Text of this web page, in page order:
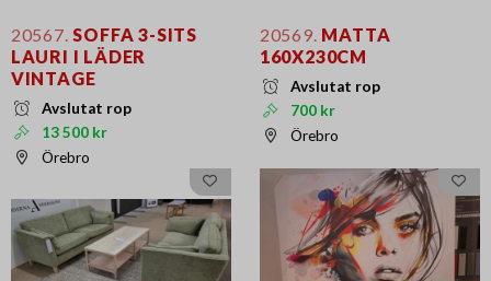
20567. SOFFA 3-SITS
LAURI I LÄDER
VINTAGE
Avslutat rop
13 500 kr
Örebro
20569. MATTA
160X230CM
Avslutat rop
700 kr
Örebro